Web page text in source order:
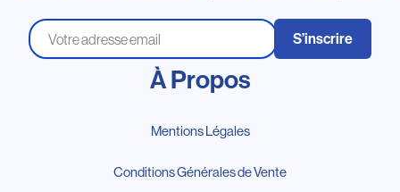
S’inscrire
À Propos
Mentions Légales
Conditions Générales de Vente